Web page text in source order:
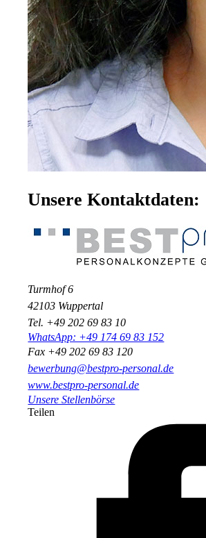
Unsere Kontaktdaten:
Turmhof 6
42103 Wuppertal
Tel. +49 202 69 83 10
WhatsApp: +49 174 69 83 152
Fax +49 202 69 83 120
bewerbung@bestpro-personal.de
www.bestpro-personal.de
Unsere Stellenbörse
Teilen